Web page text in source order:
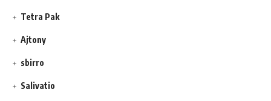
Tetra Pak
Ajtony
sbirro
Salivatio